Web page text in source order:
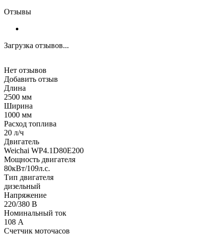
Отзывы
Загрузка отзывов...
Нет отзывов
Добавить отзыв
Длина
2500 мм
Ширина
1000 мм
Расход топлива
20 л/ч
Двигатель
Weichai WP4.1D80E200
Мощность двигателя
80кВт/109л.с.
Тип двигателя
дизельный
Напряжение
220/380 В
Номинальный ток
108 А
Счетчик моточасов